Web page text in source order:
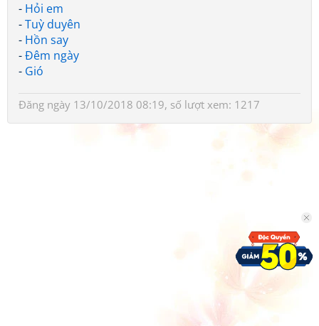
- Hỏi em
-Tuỳ duyên
- Hồn say
-Đêm ngày
- Gió
Đăng ngày 13/10/2018 08:19, số lượt xem: 1217